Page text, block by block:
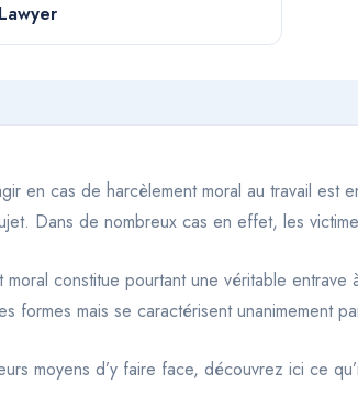
en cas de harcèlement moral au travail est
Dans de nombreux cas en effet, les
moral constitue pourtant une véritable
formes mais se caractérisent unanimement
moyens d’y faire face, découvrez ici ce